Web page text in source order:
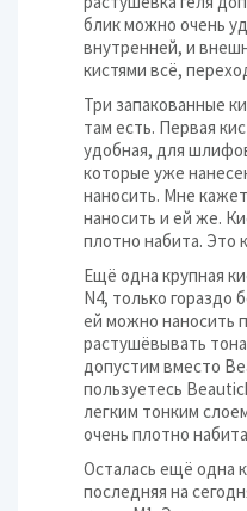
блик можно очень
внутренней, и
кистями всё,
Три запакованные
там есть. Первая
удобная, для
которые уже
наносить. Мне
наносить и ей же.
плотно набита. Это
Ещё одна крупная
N4, только гораздо
ей можно наносить
растушёвывать
допустим вместо
пользуетесь
легким тонким
очень плотно
Осталась ещё одна
последняя на